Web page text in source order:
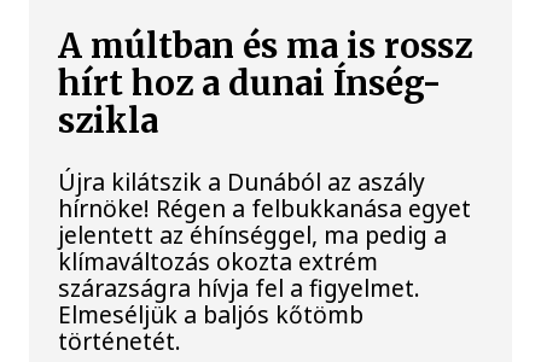
A múltban és ma is rossz
hírt hoz a dunai Ínség-
szikla
Újra kilátszik a Dunából az aszály
hírnöke! Régen a felbukkanása egyet
jelentett az éhínséggel, ma pedig a
klímaváltozás okozta extrém
szárazságra hívja fel a figyelmet.
Elmeséljük a baljós kőtömb
történetét.